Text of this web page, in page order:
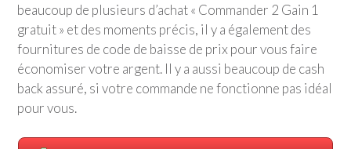
beaucoup de plusieurs d’achat « Commander 2 Gain 1
gratuit » et des moments précis, il y a également des
fournitures de code de baisse de prix pour vous faire
économiser votre argent. Il y a aussi beaucoup de cash
back assuré, si votre commande ne fonctionne pas idéal
pour vous.